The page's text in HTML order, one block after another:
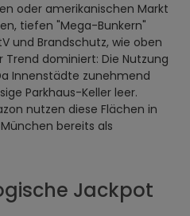
oder amerikanischen Markt
tiefen "Mega-Bunkern"
und Brandschutz, wie oben
dominiert: Die Nutzung
Innenstädte zunehmend
Parkhaus-Keller leer.
nutzen diese Flächen in
bereits als
Jackpot